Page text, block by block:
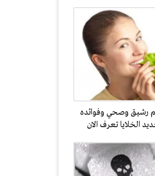
رشيق وصحي وفوائده
الخلايا تعرف الان